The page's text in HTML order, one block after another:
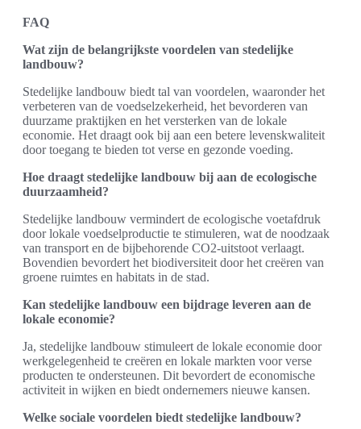
FAQ
Wat zijn de belangrijkste voordelen van stedelijke
landbouw?
Stedelijke landbouw biedt tal van voordelen, waaronder het
verbeteren van de voedselzekerheid, het bevorderen van
duurzame praktijken en het versterken van de lokale
economie. Het draagt ook bij aan een betere levenskwaliteit
door toegang te bieden tot verse en gezonde voeding.
Hoe draagt stedelijke landbouw bij aan de ecologische
duurzaamheid?
Stedelijke landbouw vermindert de ecologische voetafdruk
door lokale voedselproductie te stimuleren, wat de noodzaak
van transport en de bijbehorende CO2-uitstoot verlaagt.
Bovendien bevordert het biodiversiteit door het creëren van
groene ruimtes en habitats in de stad.
Kan stedelijke landbouw een bijdrage leveren aan de
lokale economie?
Ja, stedelijke landbouw stimuleert de lokale economie door
werkgelegenheid te creëren en lokale markten voor verse
producten te ondersteunen. Dit bevordert de economische
activiteit in wijken en biedt ondernemers nieuwe kansen.
Welke sociale voordelen biedt stedelijke landbouw?